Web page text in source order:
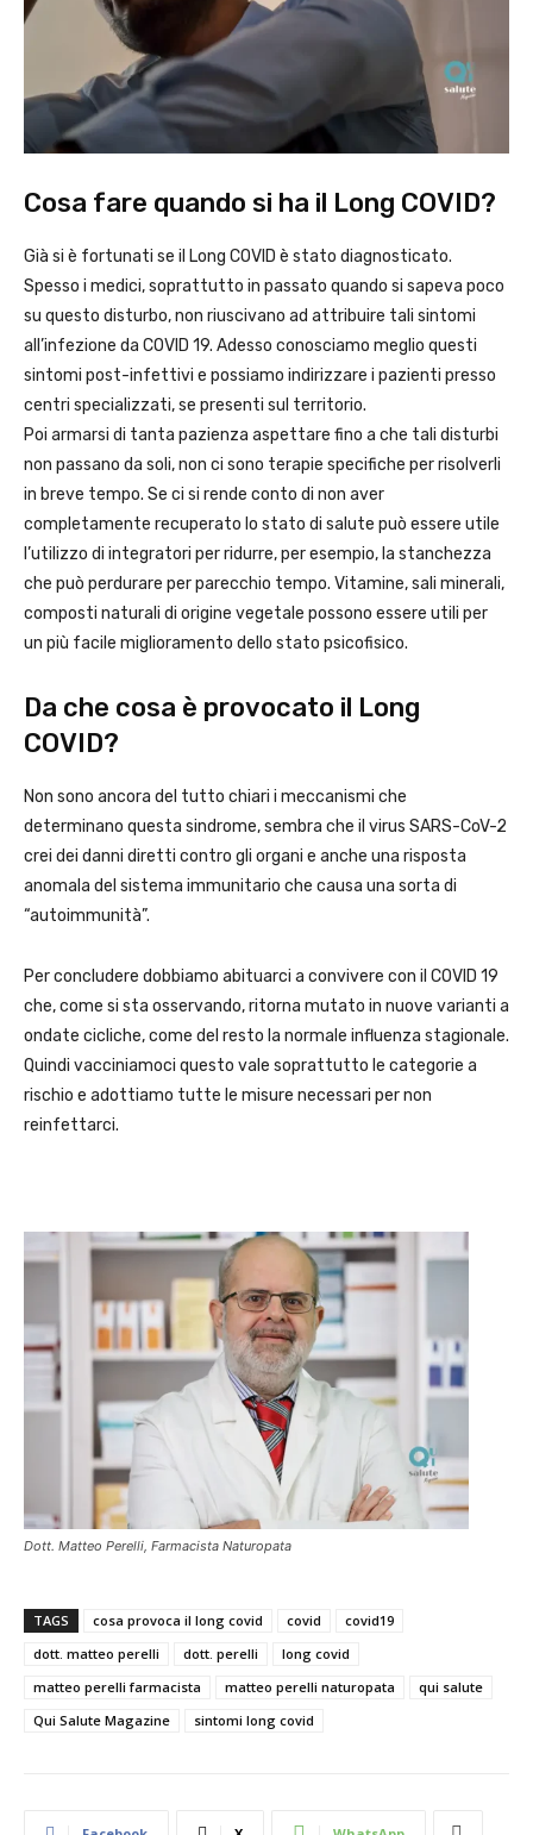
Cosa fare quando si ha il Long COVID?
Già si è fortunati se il Long COVID è stato diagnosticato.
Spesso i medici, soprattutto in passato quando si sapeva poco
su questo disturbo, non riuscivano ad attribuire tali sintomi
all’infezione da COVID 19. Adesso conosciamo meglio questi
sintomi post-infettivi e possiamo indirizzare i pazienti presso
centri specializzati, se presenti sul territorio.
Poi armarsi di tanta pazienza aspettare fino a che tali disturbi
non passano da soli, non ci sono terapie specifiche per risolverli
in breve tempo. Se ci si rende conto di non aver
completamente recuperato lo stato di salute può essere utile
l’utilizzo di integratori per ridurre, per esempio, la stanchezza
che può perdurare per parecchio tempo. Vitamine, sali minerali,
composti naturali di origine vegetale possono essere utili per
un più facile miglioramento dello stato psicofisico.
Da che cosa è provocato il Long
COVID?
Non sono ancora del tutto chiari i meccanismi che
determinano questa sindrome, sembra che il virus SARS-CoV-2
crei dei danni diretti contro gli organi e anche una risposta
anomala del sistema immunitario che causa una sorta di
“autoimmunità”.
Per concludere dobbiamo abituarci a convivere con il COVID 19
che, come si sta osservando, ritorna mutato in nuove varianti a
ondate cicliche, come del resto la normale influenza stagionale.
Quindi vacciniamoci questo vale soprattutto le categorie a
rischio e adottiamo tutte le misure necessari per non
reinfettarci.
Dott. Matteo Perelli, Farmacista Naturopata
TAGS cosa provoca il long covid covid
covid19
dott. matteo perelli
dott. perelli
long covid
matteo perelli farmacista
matteo perelli naturopata
qui salute
Qui Salute Magazine
sintomi long covid